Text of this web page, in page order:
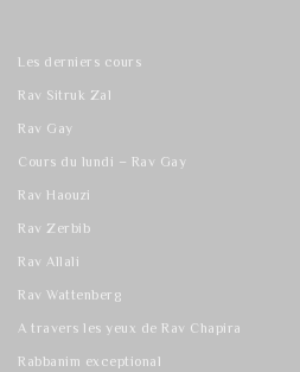
Les derniers cours
Rav Sitruk Zal
Rav Gay
Cours du lundi – Rav Gay
Rav Haouzi
Rav Zerbib
Rav Allali
Rav Wattenberg
A travers les yeux de Rav Chapira
Rabbanim exceptional